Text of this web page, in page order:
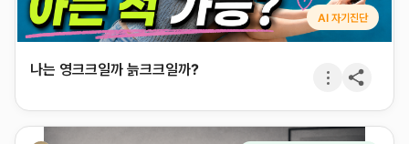
AI 자기진단
나는 영크크일까 늙크크일까?